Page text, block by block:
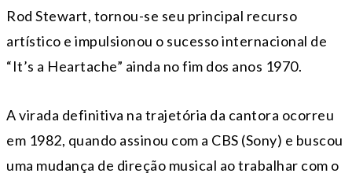
Rod Stewart, tornou-se seu principal recurso
artístico e impulsionou o sucesso internacional de
“It’s a Heartache” ainda no fim dos anos 1970.
A virada definitiva na trajetória da cantora ocorreu
em 1982, quando assinou com a CBS (Sony) e buscou
uma mudança de direção musical ao trabalhar com o